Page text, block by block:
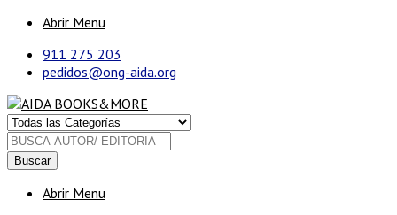
Abrir Menu
911 275 203
pedidos@ong-aida.org
Buscar
Abrir Menu